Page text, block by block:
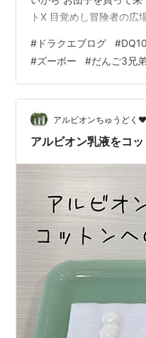
トX 目覚めし冒険者の広
# ドラクエブログ #DQ10
#ズーボー #だんご3兄弟
アルビオンちゅうどく
アルビオン乳液をコ